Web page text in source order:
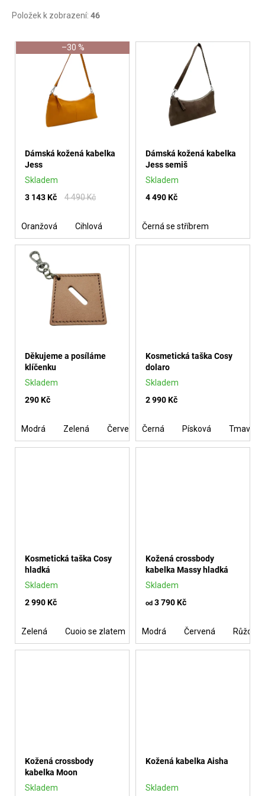
Položek k zobrazení: 46
V
O
U
K
–30 %
Dámská kožená kabelka
Jess
Skladem
3 143 Kč
4 490 Kč
Oranžová Cihlová
Dámská kožená kabelka
Jess semiš
Skladem
4 490 Kč
Černá se stříbrem
Děkujeme a posíláme
klíčenku
Skladem
290 Kč
Modrá Zelená Červená Růžová Černá
Kosmetická taška Cosy
dolaro
Skladem
2 990 Kč
Černá Písková Tmavě
Kosmetická taška Cosy
hladká
Skladem
2 990 Kč
Zelená Cuoio se zlatem
Kožená crossbody
kabelka Massy hladká
Skladem
od 3 790 Kč
Modrá Červená Růžová
Kožená crossbody
kabelka Moon
Skladem
Kožená kabelka Aisha
Skladem
D
p
m